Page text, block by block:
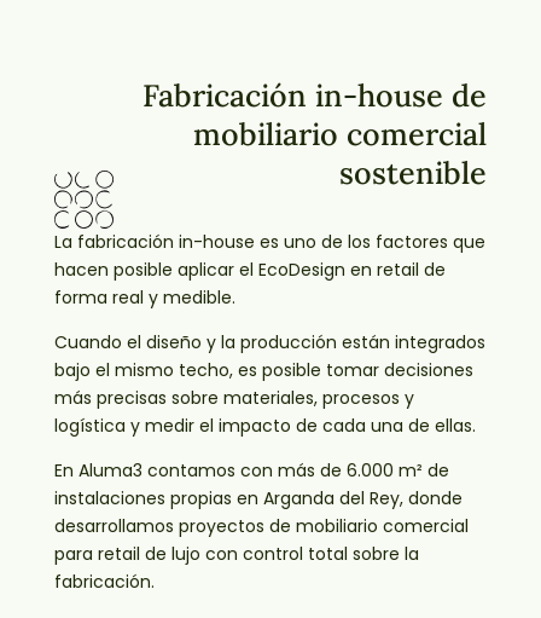
Fabricación in-house de
mobiliario comercial
sostenible
La fabricación in-house es uno de los factores que
hacen posible aplicar el EcoDesign en retail de
forma real y medible.
Cuando el diseño y la producción están integrados
bajo el mismo techo, es posible tomar decisiones
más precisas sobre materiales, procesos y
logística y medir el impacto de cada una de ellas.
En Aluma3 contamos con más de 6.000 m² de
instalaciones propias en Arganda del Rey, donde
desarrollamos proyectos de mobiliario comercial
para retail de lujo con control total sobre la
fabricación.